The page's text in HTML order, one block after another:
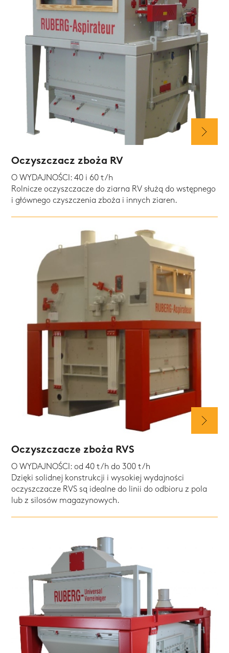
Oczyszczacz zboża RV
O WYDAJNOŚCI: 40 i 60 t/h
Rolnicze oczyszczacze do ziarna RV służą do wstępnego
i głównego czyszczenia zboża i innych ziaren.
Oczyszczacze zboża RVS
O WYDAJNOŚCI: od 40 t/h do 300 t/h
Dzięki solidnej konstrukcji i wysokiej wydajności
oczyszczacze RVS są idealne do linii do odbioru z pola
lub z silosów magazynowych.